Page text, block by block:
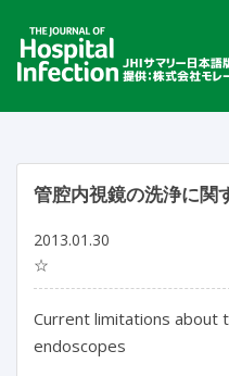
管腔内視鏡の洗浄に関
2013.01.30
☆
Current limitations about
endoscopes